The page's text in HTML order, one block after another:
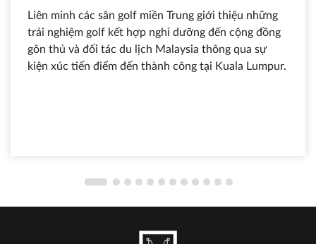
Liên minh các sân golf miền Trung giới thiệu những
trải nghiệm golf kết hợp nghỉ dưỡng đến cộng đồng
gôn thủ và đối tác du lịch Malaysia thông qua sự
kiện xúc tiến điểm đến thành công tại Kuala Lumpur.